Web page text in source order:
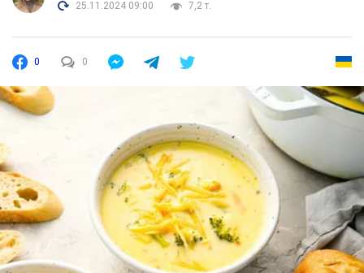
25.11.2024 09:00
7,2 т.
0 0